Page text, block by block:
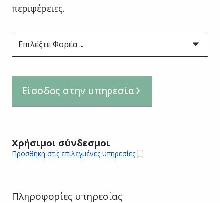
περιφέρειες.
Επιλέξτε Φορέα ...
Είσοδος στην υπηρεσία
Χρήσιμοι σύνδεσμοι
Προσθήκη στις επιλεγμένες υπηρεσίες
Πληροφορίες υπηρεσίας